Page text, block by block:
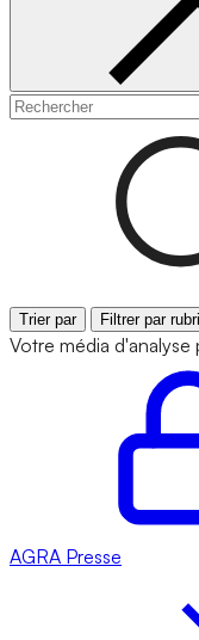
Trier par Filtrer par
Votre média
AGRA Presse